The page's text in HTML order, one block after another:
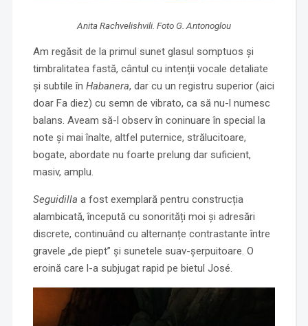
Anita Rachvelishvili. Foto G. Antonoglou
Am regăsit de la primul sunet glasul somptuos și
timbralitatea fastă, cântul cu intenții vocale detaliate
și subtile în Habanera, dar cu un registru superior (aici
doar Fa diez) cu semn de vibrato, ca să nu-l numesc
balans. Aveam să-l observ în coninuare în special la
note și mai înalte, altfel puternice, strălucitoare,
bogate, abordate nu foarte prelung dar suficient,
masiv, amplu.
Seguidilla a fost exemplară pentru construcția
alambicată, începută cu sonorități moi și adresări
discrete, continuând cu alternanțe contrastante între
gravele „de piept” și sunetele suav-șerpuitoare. O
eroină care l-a subjugat rapid pe bietul José.